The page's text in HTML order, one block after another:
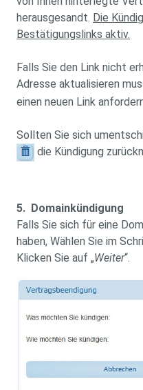
herausgesandt. Die
Bestätigungslinks aktiv.
Falls Sie den Link nicht
Adresse aktualisieren
einen neuen Link
Sollten Sie sich
die Kündigung
5. Domainkündigung
Falls Sie sich für eine
haben, Wählen Sie im
Klicken Sie auf „Weiter“.